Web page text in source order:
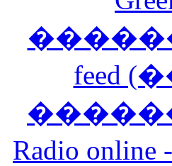
feed
Radio